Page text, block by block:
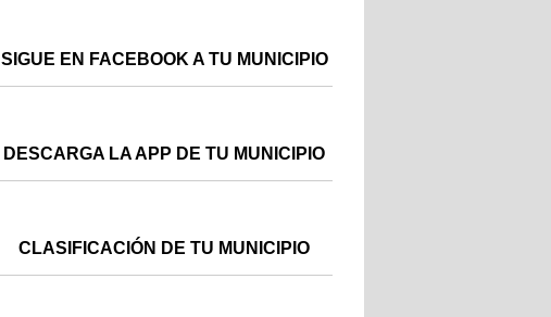
SIGUE EN FACEBOOK A TU MUNICIPIO
DESCARGA LA APP DE TU MUNICIPIO
CLASIFICACIÓN DE TU MUNICIPIO